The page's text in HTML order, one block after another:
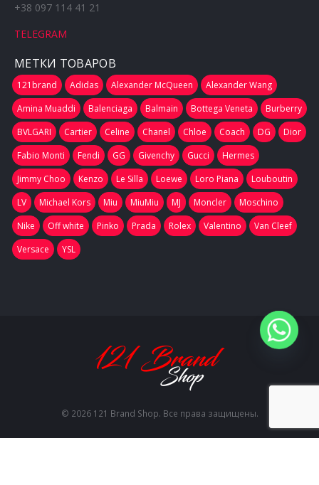
+38 097 114 41 21
TELEGRAM
МЕТКИ ТОВАРОВ
121brand Adidas Alexander McQueen
Alexander Wang
Amina Muaddi
Balenciaga Balmain Bottega Veneta
Burberry
BVLGARI
Cartier Celine Chanel Chloe Coach DG
Dior
Fabio Monti
Fendi GG Givenchy Gucci
Hermes
Jimmy Choo
Kenzo Le Silla Loewe Loro Piana
Louboutin
LV
Michael Kors Miu MiuMiu MJ Moncler
Moschino
Nike
Off white Pinko Prada Rolex Valentino
Van Cleef
Versace
YSL
© 2026 121 Brand Shop. Все права защищены.